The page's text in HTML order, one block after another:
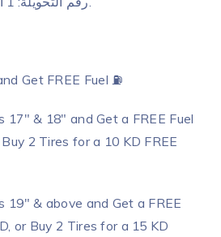
Get FREE Fuel ⛽
17″ & 18″ and Get a FREE Fuel
2 Tires for a 10 KD FREE
19″ & above and Get a FREE
or Buy 2 Tires for a 15 KD